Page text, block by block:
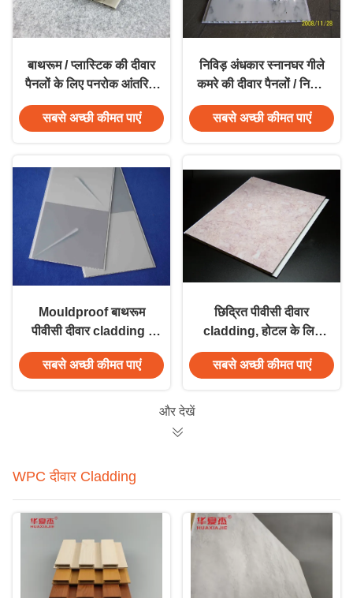
बाथरूम / प्लास्टिक की दीवार
पैनलों के लिए पनरोक आंतरिक
पीवीसी दीवार क्लैडिंग
सबसे अच्छी कीमत पाएं
निविड़ अंधकार स्नानघर गीले
कमरे की दीवार पैनलों / निर्माण
पीवीसी दीवार पैनल
सबसे अच्छी कीमत पाएं
Mouldproof बाथरूम
पीवीसी दीवार cladding /
निर्माण पीवीसी दीवार पैनलों
सबसे अच्छी कीमत पाएं
छिद्रित पीवीसी दीवार
cladding, होटल के लिए
ब्राइट पीवीसी दीवार शीट
सबसे अच्छी कीमत पाएं
और देखें
WPC दीवार Cladding